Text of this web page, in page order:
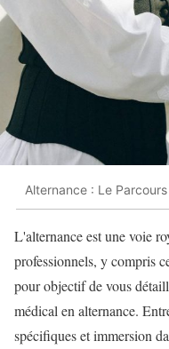
Alternance : Le
L'alternance est une voie
professionnels, y compris
pour objectif de vous
médical en alternance.
spécifiques et immersion